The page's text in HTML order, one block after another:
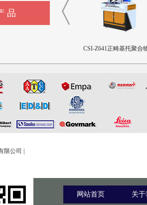
品
测试仪
CSI-Z653注射针针尖穿
限公司
网站首页 关